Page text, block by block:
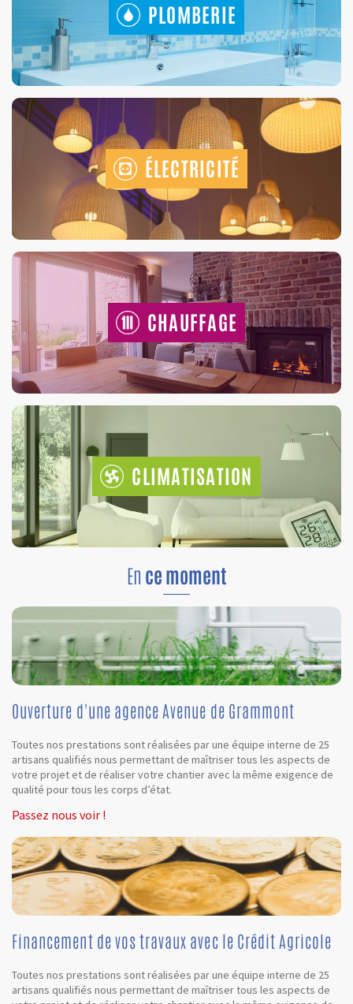
PLOMBERIE
ÉLECTRICITÉ
CHAUFFAGE
CLIMATISATION
En ce moment
Ouverture d'une agence Avenue de Grammont
Toutes nos prestations sont réalisées par une équipe interne de 25
artisans qualifiés nous permettant de maîtriser tous les aspects de
votre projet et de réaliser votre chantier avec la même exigence de
qualité pour tous les corps d’état.
Passez nous voir !
Financement de vos travaux avec le Crédit Agricole
Toutes nos prestations sont réalisées par une équipe interne de 25
artisans qualifiés nous permettant de maîtriser tous les aspects de